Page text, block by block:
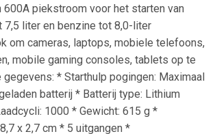
600A piekstroom voor het starten van
liter en benzine tot 8,0-liter
om cameras, laptops, mobiele telefoons,
mobile gaming consoles, tablets op te
gegevens: * Starthulp pogingen: Maximaal
batterij * Batterij type: Lithium
1000 * Gewicht: 615 g *
x 2,7 cm * 5 uitgangen *